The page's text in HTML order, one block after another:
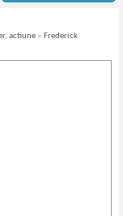
actiune » Frederick